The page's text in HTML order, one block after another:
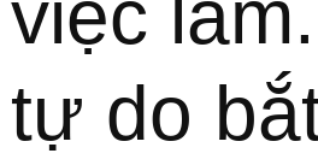
tự do